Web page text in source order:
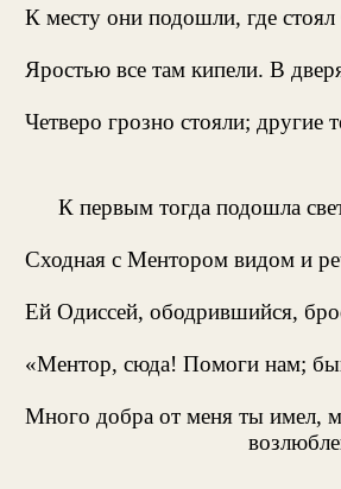
К месту они подошли, где
Яростью все там кипели. В
Четверо грозно стояли; другие
К первым тогда подошла
Сходная с Ментором видом и
Ей Одиссей, ободрившийся,
«Ментор, сюда! Помоги нам;
Много добра от меня ты имел,